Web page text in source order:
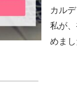
カル
私が
めまし